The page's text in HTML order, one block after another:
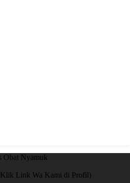
Obat Nyamuk
Link Wa Kami di Profil)